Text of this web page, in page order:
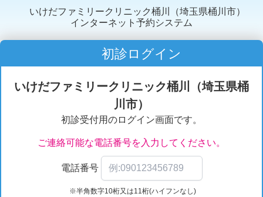
いけだファミリークリニック桶川（埼玉県桶川市）
インターネット予約システム
初診ログイン
いけだファミリークリニック桶川（埼玉県桶
川市）
初診受付用のログイン画面です。
ご連絡可能な電話番号を入力してください。
電話番号
※半角数字10桁又は11桁(ハイフンなし)